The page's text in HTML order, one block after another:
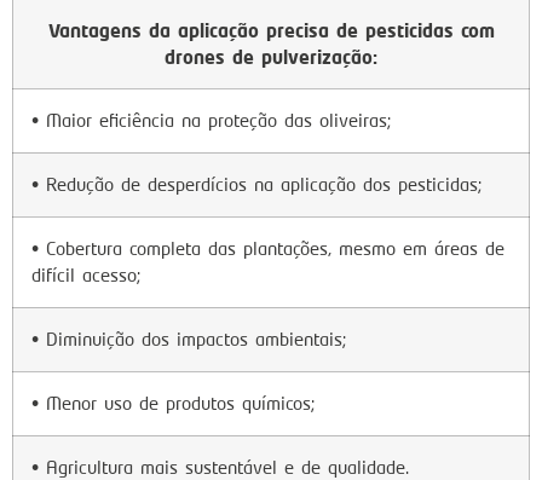
Vantagens da aplicação precisa de pesticidas com
drones de pulverização:
• Maior eficiência na proteção das oliveiras;
• Redução de desperdícios na aplicação dos pesticidas;
• Cobertura completa das plantações, mesmo em áreas de
difícil acesso;
• Diminuição dos impactos ambientais;
• Menor uso de produtos químicos;
• Agricultura mais sustentável e de qualidade.